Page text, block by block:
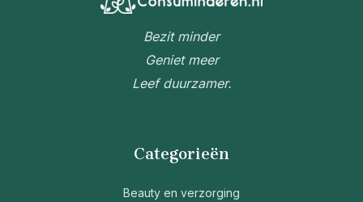
Bezit minder
Geniet meer
Leef duurzamer.
Categorieën
Beauty en verzorging